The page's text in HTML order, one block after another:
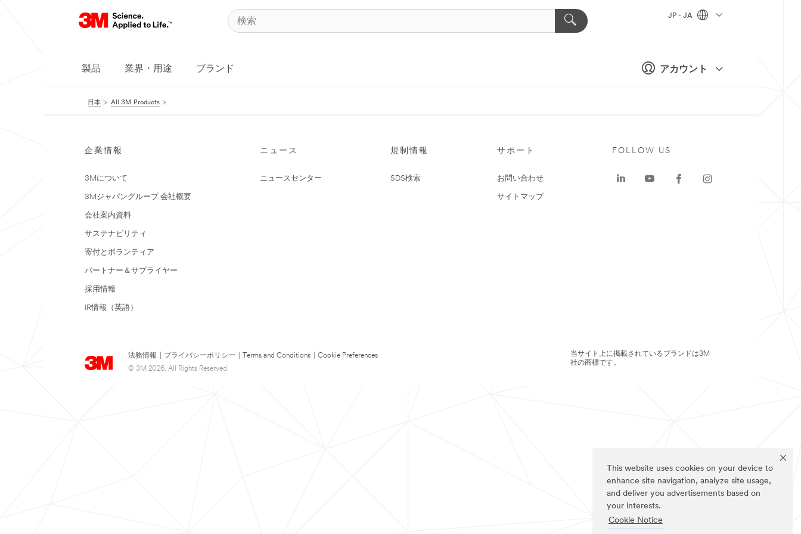
This website uses cookies on your device to
enhance site navigation, analyze site usage,
and deliver you advertisements based on
your interests.
Cookie Notice
アカウント
JP - JA
製品 業界・用途 ブランド
日本 All 3M Products
企業情報
3Mについて
3Mジャパングループ 会社概要
会社案内資料
サステナビリティ
寄付とボランティア
パートナー＆サプライヤー
採用情報
IR情報（英語）
ニュース
ニュースセンター
規制情報
SDS検索
サポート
お問い合わせ
サイトマップ
法務情報 プライバシーポリシー Terms and Conditions
Cookie Preferences
© 3M 2026. All Rights Reserved.
FOLLOW US
当サイト上に掲載されているブランドは3M
社の商標です。